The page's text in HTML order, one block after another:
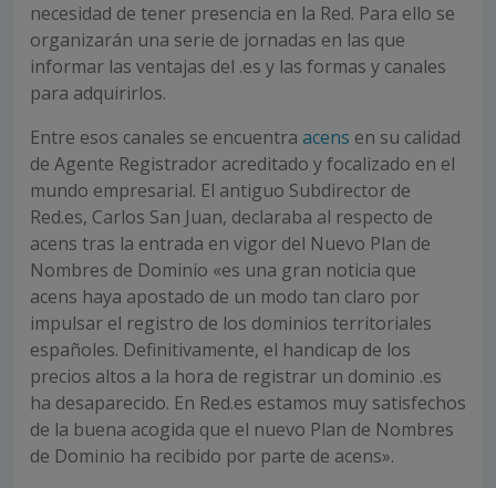
necesidad de tener presencia en la Red. Para ello se
organizarán una serie de jornadas en las que
informar las ventajas del .es y las formas y canales
para adquirirlos.
Entre esos canales se encuentra acens en su calidad
de Agente Registrador acreditado y focalizado en el
mundo empresarial. El antiguo Subdirector de
Red.es, Carlos San Juan, declaraba al respecto de
acens tras la entrada en vigor del Nuevo Plan de
Nombres de Dominio «es una gran noticia que
acens haya apostado de un modo tan claro por
impulsar el registro de los dominios territoriales
españoles. Definitivamente, el handicap de los
precios altos a la hora de registrar un dominio .es
ha desaparecido. En Red.es estamos muy satisfechos
de la buena acogida que el nuevo Plan de Nombres
de Dominio ha recibido por parte de acens».